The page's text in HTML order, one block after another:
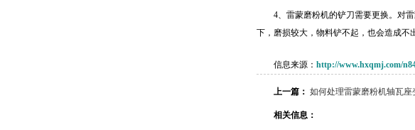
4、雷蒙磨粉机的铲刀需要更换。对
下，磨损较大，物料铲不起，也会造成不
信息来源： http://www.hxqmj.com/
上一篇： 如何处理雷蒙磨粉机轴瓦座
相关信息：